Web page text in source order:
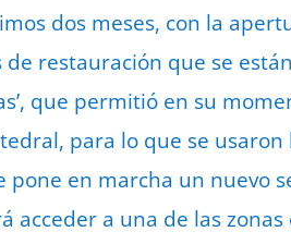
dos meses, con la
restauración que se
que permitió en su
para lo que se
pone en marcha un nuevo
acceder a una de las